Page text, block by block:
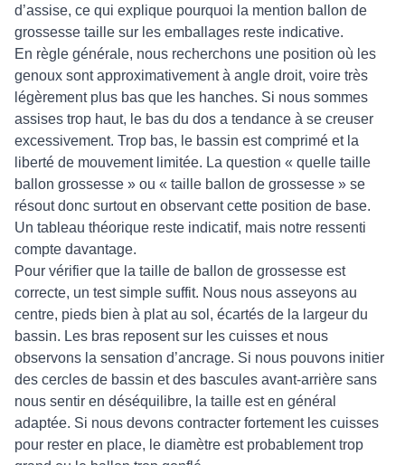
d’assise, ce qui explique pourquoi la mention ballon de
grossesse taille sur les emballages reste indicative.
En règle générale, nous recherchons une position où les
genoux sont approximativement à angle droit, voire très
légèrement plus bas que les hanches. Si nous sommes
assises trop haut, le bas du dos a tendance à se creuser
excessivement. Trop bas, le bassin est comprimé et la
liberté de mouvement limitée. La question « quelle taille
ballon grossesse » ou « taille ballon de grossesse » se
résout donc surtout en observant cette position de base.
Un tableau théorique reste indicatif, mais notre ressenti
compte davantage.
Pour vérifier que la taille de ballon de grossesse est
correcte, un test simple suffit. Nous nous asseyons au
centre, pieds bien à plat au sol, écartés de la largeur du
bassin. Les bras reposent sur les cuisses et nous
observons la sensation d’ancrage. Si nous pouvons initier
des cercles de bassin et des bascules avant-arrière sans
nous sentir en déséquilibre, la taille est en général
adaptée. Si nous devons contracter fortement les cuisses
pour rester en place, le diamètre est probablement trop